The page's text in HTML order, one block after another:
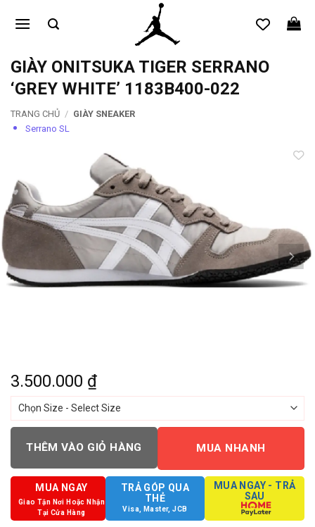
qua
dungGIÀY ONITSUKA TIGER SERRANO
‘GREY WHITE’ 1183B400-022
TRANG CHỦ / GIÀY SNEAKER
Serrano SL
3.500.000 ₫
THÊM VÀO GIỎ HÀNG MUA NHANH
MUA NGAY
Giao Tận Nơi Hoặc Nhận
Tại Cửa Hàng
TRẢ GÓP QUA
THẺ
Visa, Master, JCB
MUA NGAY - TRẢ
SAU